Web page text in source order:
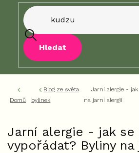
Hledat
Domů
Blog ze světa
bylinek
Jarní alergie -
na jarní alergii
Jarní alergie - jak se
vypořádat? Byliny